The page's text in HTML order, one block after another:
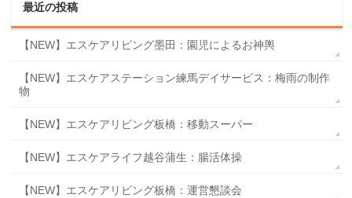
最近の投稿
【NEW】エスケアリビング墨田：園児によるお神輿
【NEW】エスケアステーション練馬デイサービス：梅雨の制作
物
【NEW】エスケアリビング板橋：移動スーパー
【NEW】エスケアライフ越谷蒲生：腸活体操
【NEW】エスケアリビング板橋：運営懇談会